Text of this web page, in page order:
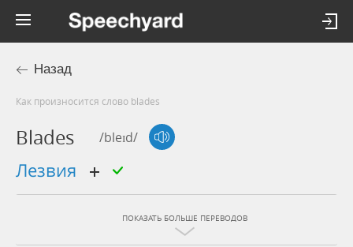
Назад
Как произносится слово blades
Blades /bleɪd/
лезвия
ПОКАЗАТЬ БОЛЬШЕ ПЕРЕВОДОВ